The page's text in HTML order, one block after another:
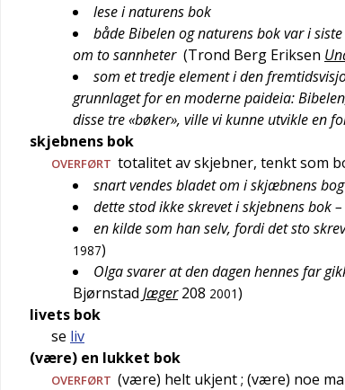
lese i naturens bok
både Bibelen og naturens bok var i
om to sannheter (Trond Berg Eriksen
som et tredje element i den
grunnlaget for en moderne paideia:
disse tre «bøker», ville vi kunne utvikle en
skjebnens bok
OVERFØRT totalitet av skjebner, tenkt som
snart vendes bladet om i skjæbnens bog
dette stod ikke skrevet i skjebnens bok
en kilde som han selv, fordi det sto
1987)
Olga svarer at den dagen hennes far
Bjørnstad Jæger 208 2001)
livets bok
se liv
(være) en lukket bok
OVERFØRT (være) helt ukjent; (være) noe